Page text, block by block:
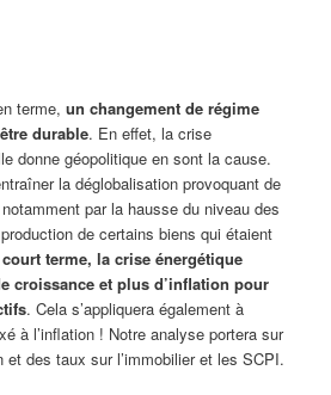
terme,un changement de régime
durable. En effet, la crise
donne géopolitique en sont la cause.
la déglobalisation provoquant de
par la hausse du niveau des
de certains biens qui étaient
terme, la crise énergétique
croissance et plus d’inflation pour
. Cela s’appliquera également à
à l’inflation ! Notre analyse portera sur
et des taux sur l’immobilier et les SCPI.